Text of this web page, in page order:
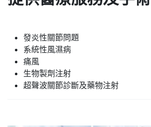
發炎性關節問題
系統性風濕病
痛風
生物製劑注射
超聲波關節診斷及藥物注射